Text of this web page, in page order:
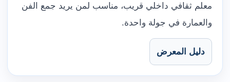
معلم ثقافي داخلي قريب، مناسب لمن يريد جمع الفن
والعمارة في جولة واحدة.
دليل المعرض